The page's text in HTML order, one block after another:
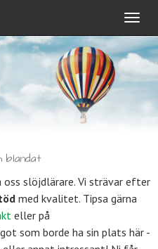
blandat
slöjdlärare. Vi strävar efter
med kvalitet. Tipsa gärna
eller på
som borde ha sin plats här -